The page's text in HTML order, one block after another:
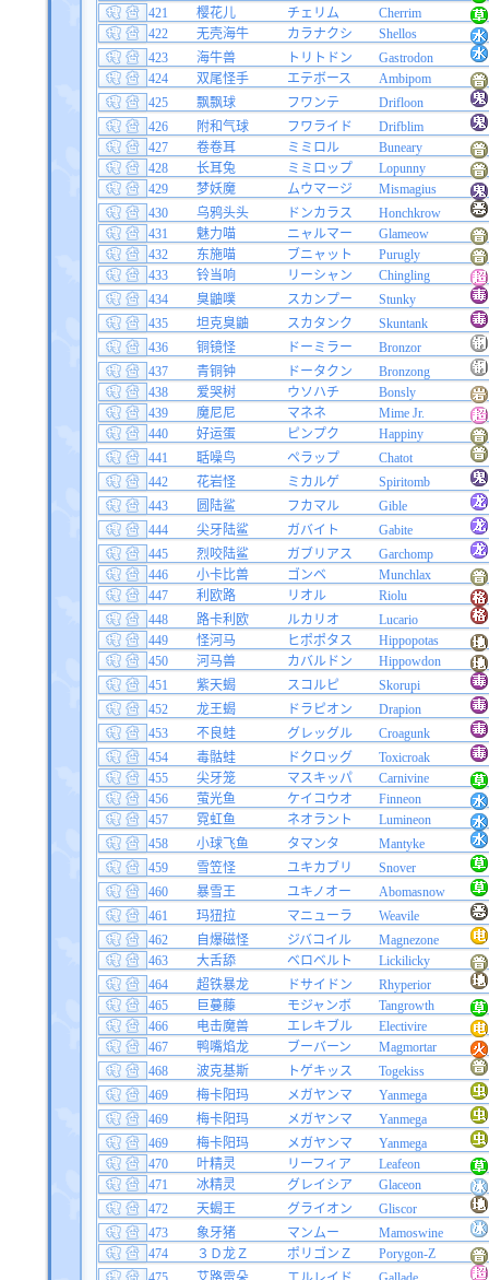
421
樱花儿 チェリム
Cherrim
422
无壳海牛 カラナクシ
Shellos
423
海牛兽 トリトドン
Gastrodon
424
双尾怪手 エテボース
Ambipom
425
飘飘球 フワンテ
Drifloon
426
附和气球 フワライド
Drifblim
427
卷卷耳 ミミロル
Buneary
428
长耳兔 ミミロップ
Lopunny
429
梦妖魔 ムウマージ
Mismagius
430
乌鸦头头 ドンカラス
Honchkrow
431
魅力喵 ニャルマー
Glameow
432
东施喵 ブニャット
Purugly
433
铃当响 リーシャン
Chingling
434
臭鼬噗 スカンプー
Stunky
435
坦克臭鼬 スカタンク
Skuntank
436
铜镜怪 ドーミラー
Bronzor
437
青铜钟 ドータクン
Bronzong
438
爱哭树 ウソハチ
Bonsly
439
魔尼尼 マネネ
Mime Jr.
440
好运蛋 ピンプク
Happiny
441
聒噪鸟 ペラップ
Chatot
442
花岩怪 ミカルゲ
Spiritomb
443
圆陆鲨 フカマル
Gible
444
尖牙陆鲨 ガバイト
Gabite
445
烈咬陆鲨 ガブリアス
Garchomp
446
小卡比兽 ゴンベ
Munchlax
447
利欧路 リオル
Riolu
448
路卡利欧 ルカリオ
Lucario
449
怪河马 ヒポポタス
Hippopotas
450
河马兽 カバルドン
Hippowdon
451
紫天蝎 スコルピ
Skorupi
452
龙王蝎 ドラピオン
Drapion
453
不良蛙 グレッグル
Croagunk
454
毒骷蛙 ドクロッグ
Toxicroak
455
尖牙笼 マスキッパ
Carnivine
456
萤光鱼 ケイコウオ
Finneon
457
霓虹鱼 ネオラント
Lumineon
458
小球飞鱼 タマンタ
Mantyke
459
雪笠怪 ユキカブリ
Snover
460
暴雪王 ユキノオー
Abomasnow
461
玛狃拉 マニューラ
Weavile
462
自爆磁怪 ジバコイル
Magnezone
463
大舌舔 ベロベルト
Lickilicky
464
超铁暴龙 ドサイドン
Rhyperior
465
巨蔓藤 モジャンボ
Tangrowth
466
电击魔兽 エレキブル
Electivire
467
鸭嘴焰龙 ブーバーン
Magmortar
468
波克基斯 トゲキッス
Togekiss
469
梅卡阳玛 メガヤンマ
Yanmega
469
梅卡阳玛 メガヤンマ
Yanmega
469
梅卡阳玛 メガヤンマ
Yanmega
470
叶精灵 リーフィア
Leafeon
471
冰精灵 グレイシア
Glaceon
472
天蝎王 グライオン
Gliscor
473
象牙猪 マンムー
Mamoswine
474
３Ｄ龙Ｚ ポリゴンＺ
Porygon-Z